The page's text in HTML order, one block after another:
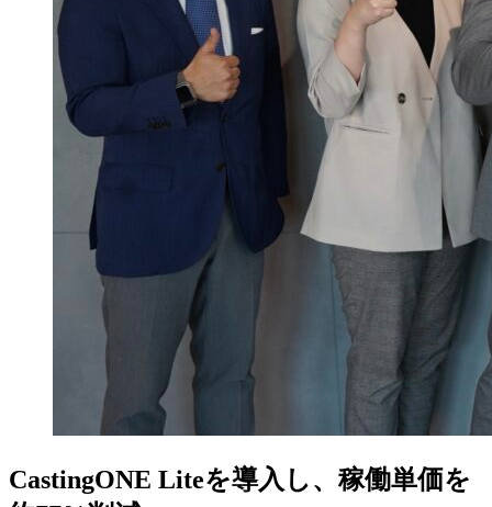
CastingONE Liteを導入し、稼働単価を